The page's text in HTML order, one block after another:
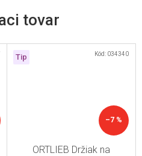
tovar
Tip
–7 %
ORTLIEB Držiak na
Kód: 034340